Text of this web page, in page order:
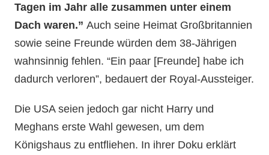
Tagen im Jahr alle zusammen unter einem
Dach waren.” Auch seine Heimat Großbritannien
sowie seine Freunde würden dem 38-Jährigen
wahnsinnig fehlen. “Ein paar [Freunde] habe ich
dadurch verloren”, bedauert der Royal-Aussteiger.
Die USA seien jedoch gar nicht Harry und
Meghans erste Wahl gewesen, um dem
Königshaus zu entfliehen. In ihrer Doku erklärt